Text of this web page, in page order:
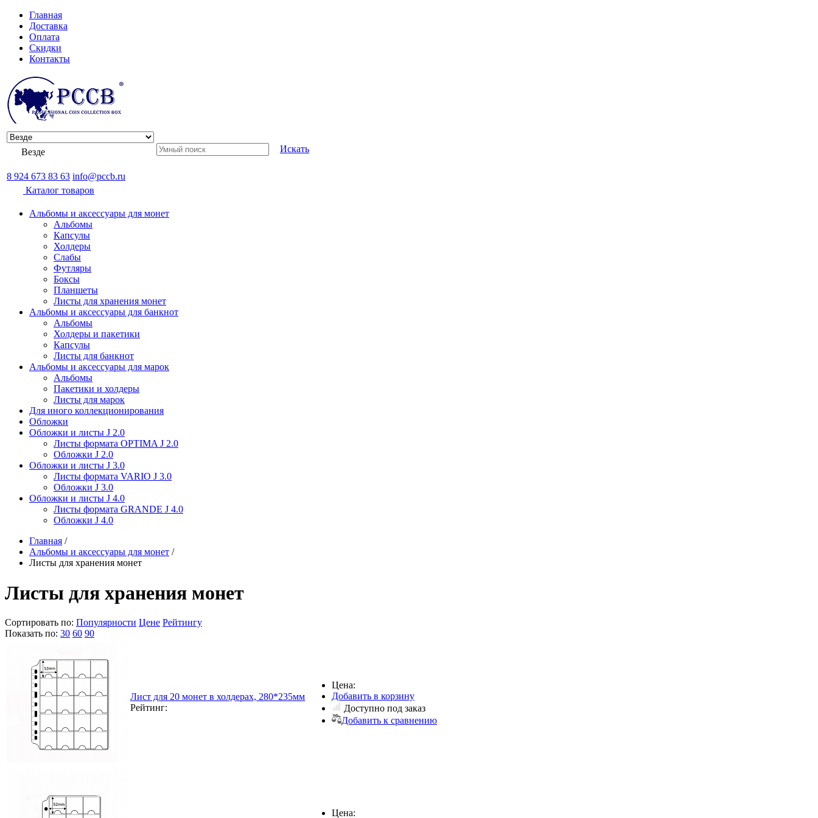
Главная
Доставка
Оплата
Скидки
Контакты
Везде Искать
8 924 673 83 63 info@pccb.ru
Каталог товаров
Альбомы и аксессуары для монет
Альбомы
Капсулы
Холдеры
Слабы
Футляры
Боксы
Планшеты
Листы для хранения монет
Альбомы и аксессуары для банкнот
Альбомы
Холдеры и пакетики
Капсулы
Листы для банкнот
Альбомы и аксессуары для марок
Альбомы
Пакетики и холдеры
Листы для марок
Для иного коллекционирования
Обложки
Обложки и листы J 2.0
Листы формата OPTIMA J 2.0
Обложки J 2.0
Обложки и листы J 3.0
Листы формата VARIO J 3.0
Обложки J 3.0
Обложки и листы J 4.0
Листы формата GRANDE J 4.0
Обложки J 4.0
Главная /
Альбомы и аксессуары для монет /
Листы для хранения монет
Листы для хранения монет
Сортировать по: Популярности Цене Рейтингу
Показать по: 30 60 90
Лист для 20 монет в холдерах, 280*235мм
Рейтинг:
Цена:
Добавить в корзину
Доступно под заказ
Добавить к сравнению
Цена: